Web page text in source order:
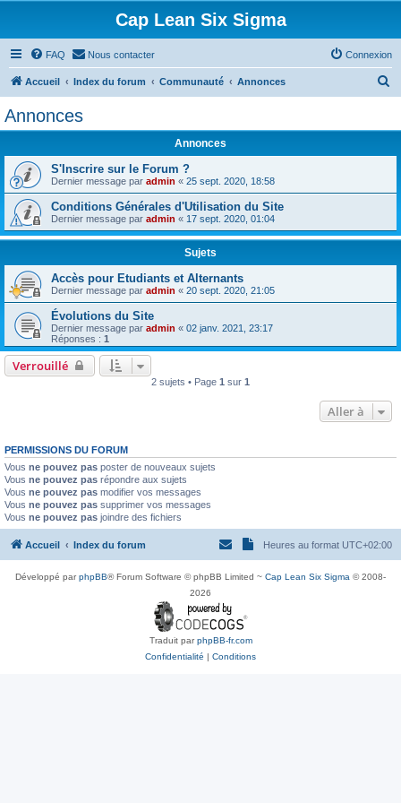
Cap Lean Six Sigma
FAQ Nous contacter Connexion
Accueil Index du forum Communauté Annonces
h
Annonces
Annonces
S'Inscrire sur le Forum ?
Dernier message par admin « 25 sept. 2020, 18:58
Conditions Générales d'Utilisation du Site
Dernier message par admin « 17 sept. 2020, 01:04
Sujets
Accès pour Etudiants et Alternants
Dernier message par admin « 20 sept. 2020, 21:05
Évolutions du Site
Dernier message par admin « 02 janv. 2021, 23:17
Réponses : 1
Verrouillé
2 sujets • Page 1 sur 1
Aller à
PERMISSIONS DU FORUM
Vous ne pouvez pas poster de nouveaux sujets
Vous ne pouvez pas répondre aux sujets
Vous ne pouvez pas modifier vos messages
Vous ne pouvez pas supprimer vos messages
Vous ne pouvez pas joindre des fichiers
Accueil Index du forum Heures au format UTC+02:00
Développé parphpBB® Forum Software © phpBB Limited ~ Cap Lean Six Sigma © 2008-
2026
Traduit parphpBB-fr.com
Confidentialité | Conditions